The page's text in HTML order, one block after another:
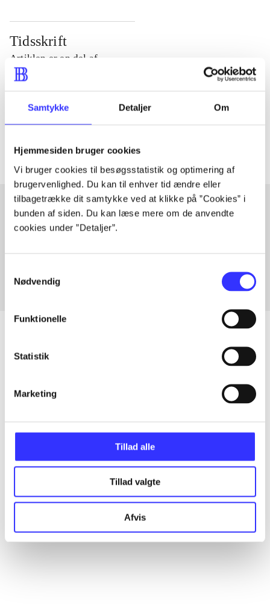
Samtykke Detaljer Om
Hjemmesiden bruger cookies
Vi bruger cookies til besøgsstatistik og optimering af
brugervenlighed. Du kan til enhver tid ændre eller
tilbagetrække dit samtykke ved at klikke på ”Cookies” i
bunden af siden. Du kan læse mere om de anvendte
cookies under ”Detaljer”.
Nødvendig
Funktionelle
Statistik
Marketing
Tillad alle
Tillad valgte
Afvis
Tidsskrift
Artiklen er en del af
Tidsskrift
Artiklerne i handler ofte om
Artikler med samme emner
...
...